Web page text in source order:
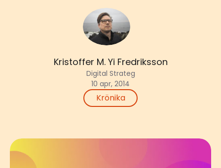
Kristoffer M. Yi Fredriksson
Digital Strateg
10 apr, 2014
Krönika